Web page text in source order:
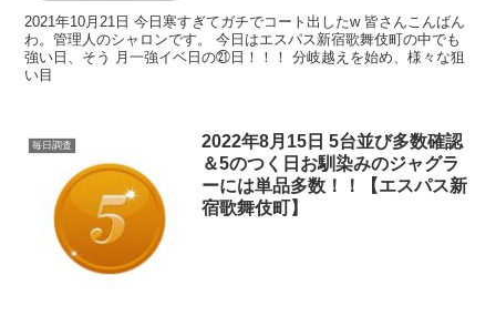
2021年10月21日 今日寒すぎてガチでコート出したw 皆さんこんばん
わ。管理人のシャロンです。 今日はエスパス新宿歌舞伎町の中でも
強い日、そう 月一強イベ日の㉑日！！！ 分岐越えを始め、様々な狙
い目
毎日調査
2022年8月15日 5台並び多数確認
＆5のつく日お馴染みのジャグラ
ーには単品多数！！【エスパス新
宿歌舞伎町】